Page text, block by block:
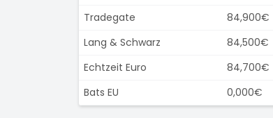
Tradegate
84,900€
Lang & Schwarz
84,500€
Echtzeit Euro
84,700€
Bats EU
0,000€